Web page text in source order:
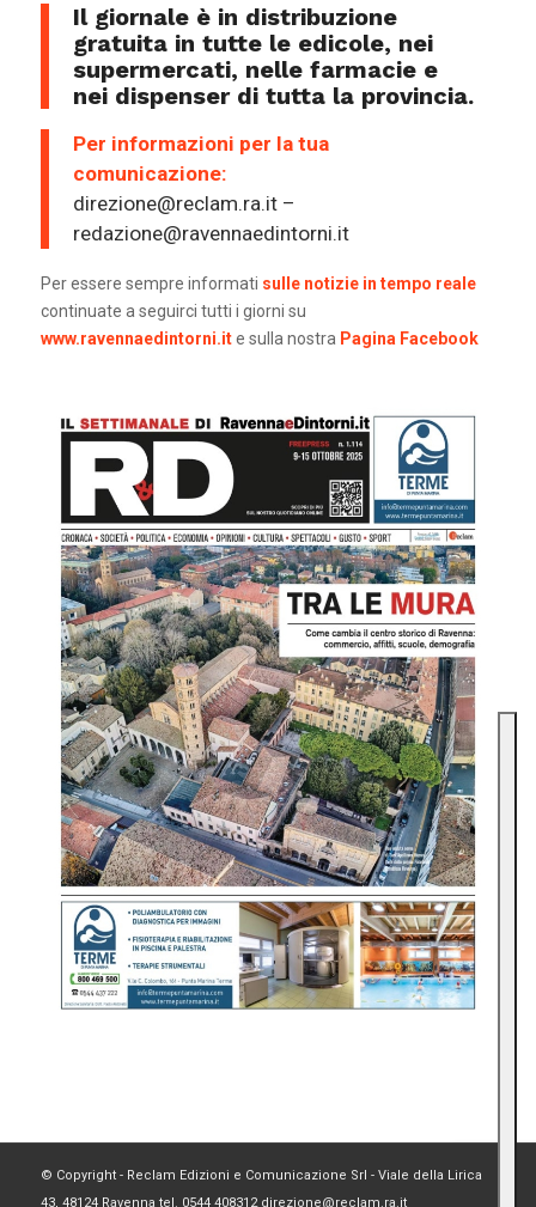
Il giornale è in distribuzione
gratuita in tutte le edicole, nei
supermercati, nelle farmacie e
nei dispenser di tutta la provincia.
Per informazioni per la tua
comunicazione:
direzione@reclam.ra.it –
redazione@ravennaedintorni.it
Per essere sempre informati sulle notizie in tempo reale
continuate a seguirci tutti i giorni su
www.ravennaedintorni.ite sulla nostra Pagina Facebook
© Copyright - Reclam Edizioni e Comunicazione Srl - Viale della Lirica
43, 48124 Ravenna tel. 0544 408312 direzione@reclam.ra.it